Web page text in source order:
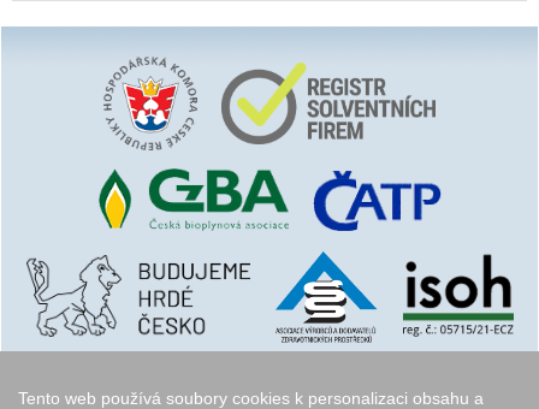
Tento web používá soubory cookies k personalizaci obsahu a